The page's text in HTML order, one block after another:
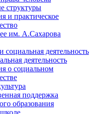
структуры
и практическое
им. А.Сахарова
социальная деятельность
деятельность
о социальном
поддержка
образования